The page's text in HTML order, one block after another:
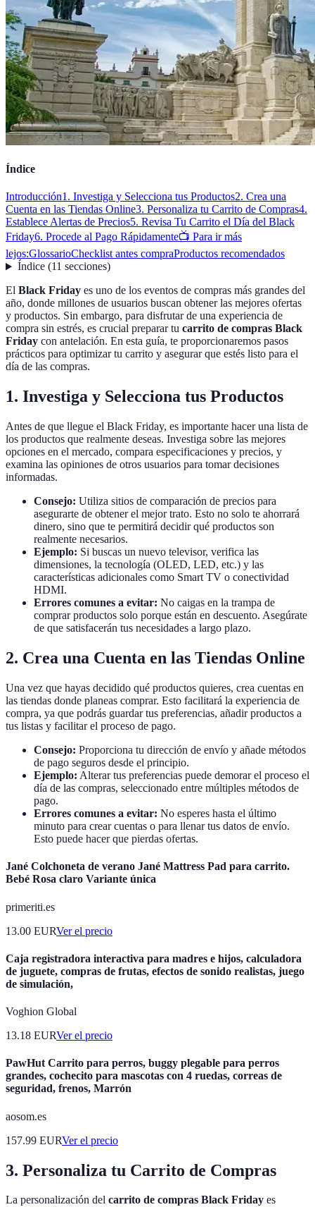
Índice
Introducción1. Investiga y Selecciona tus Productos2. Crea una
Cuenta en las Tiendas Online3. Personaliza tu Carrito de Compras4.
Establece Alertas de Precios5. Revisa Tu Carrito el Día del Black
Friday6. Procede al Pago Rápidamente📺 Para ir más
lejos:GlossarioChecklist antes compraProductos recomendados
Índice(11 secciones)
El Black Friday es uno de los eventos de compras más grandes del
año, donde millones de usuarios buscan obtener las mejores ofertas
y productos. Sin embargo, para disfrutar de una experiencia de
compra sin estrés, es crucial preparar tu carrito de compras Black
Friday con antelación. En esta guía, te proporcionaremos pasos
prácticos para optimizar tu carrito y asegurar que estés listo para el
día de las compras.
1. Investiga y Selecciona tus Productos
Antes de que llegue el Black Friday, es importante hacer una lista de
los productos que realmente deseas. Investiga sobre las mejores
opciones en el mercado, compara especificaciones y precios, y
examina las opiniones de otros usuarios para tomar decisiones
informadas.
Consejo: Utiliza sitios de comparación de precios para
asegurarte de obtener el mejor trato. Esto no solo te ahorrará
dinero, sino que te permitirá decidir qué productos son
realmente necesarios.
Ejemplo: Si buscas un nuevo televisor, verifica las
dimensiones, la tecnología (OLED, LED, etc.) y las
características adicionales como Smart TV o conectividad
HDMI.
Errores comunes a evitar: No caigas en la trampa de
comprar productos solo porque están en descuento. Asegúrate
de que satisfacerán tus necesidades a largo plazo.
2. Crea una Cuenta en las Tiendas Online
Una vez que hayas decidido qué productos quieres, crea cuentas en
las tiendas donde planeas comprar. Esto facilitará la experiencia de
compra, ya que podrás guardar tus preferencias, añadir productos a
tus listas y facilitar el proceso de pago.
Consejo: Proporciona tu dirección de envío y añade métodos
de pago seguros desde el principio.
Ejemplo: Alterar tus preferencias puede demorar el proceso el
día de las compras, seleccionado entre múltiples métodos de
pago.
Errores comunes a evitar: No esperes hasta el último
minuto para crear cuentas o para llenar tus datos de envío.
Esto puede hacer que pierdas ofertas.
Jané Colchoneta de verano Jané Mattress Pad para carrito.
Bebé Rosa claro Variante única
primeriti.es
13.00 EURVer el precio
Caja registradora interactiva para madres e hijos, calculadora
de juguete, compras de frutas, efectos de sonido realistas, juego
de simulación,
Voghion Global
13.18 EURVer el precio
PawHut Carrito para perros, buggy plegable para perros
grandes, cochecito para mascotas con 4 ruedas, correas de
seguridad, frenos, Marrón
aosom.es
157.99 EURVer el precio
3. Personaliza tu Carrito de Compras
La personalización del carrito de compras Black Friday es